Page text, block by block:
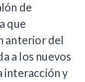
de
que
anterior del
a los nuevos
interacción y